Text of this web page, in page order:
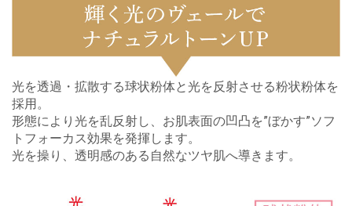
光を透過・拡散する球状粉体と光を反射させる粉状粉体を
採用。
形態により光を乱反射し、お肌表面の凹凸を”ぼかす”ソフ
トフォーカス効果を発揮します。
光を操り、透明感のある自然なツヤ肌へ導きます。